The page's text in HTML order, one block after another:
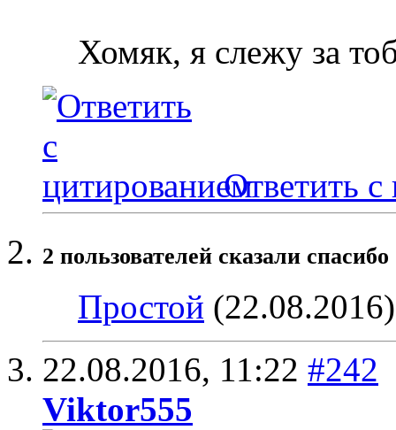
Хомяк, я слежу за
Ответить с
2 пользователей сказали
Простой
22.08.2016, 11:22 #242
Viktor555